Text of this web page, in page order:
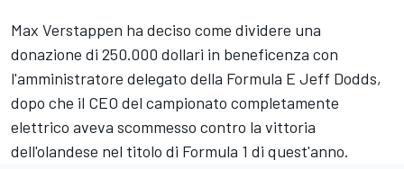
Max Verstappen ha deciso come dividere una
donazione di 250.000 dollari in beneficenza con
l'amministratore delegato della Formula E Jeff Dodds,
dopo che il CEO del campionato completamente
elettrico aveva scommesso contro la vittoria
dell'olandese nel titolo di Formula 1 di quest'anno.